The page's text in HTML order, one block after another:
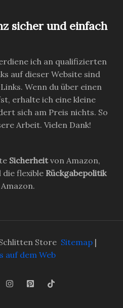
sicher und einfach
ich an qualifizierten
auf dieser Website sind
Wenn du über einen
erhalte ich eine kleine
sich am Preis nichts. So
Arbeit. Vielen Dank!
Sicherheitvon Amazon,
flexible Rückgabepolitik
Store Sitemap|
auf dem Web